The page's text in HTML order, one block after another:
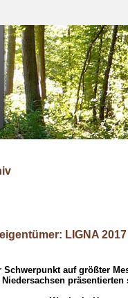
LIGNA
Schwerpunkt auf größter